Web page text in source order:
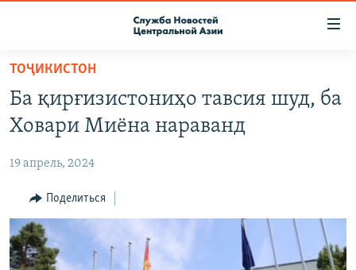
Вернуться
основному
содержанию
Вернутся
навигации
Вернутся
поиску
ПОДПИСКА
КОНТАКТЫ
RFE/RL ДИРЕКТ
НАСТОЯЩЕЕ ВРЕМЯ
МИГРАНТ МЕДИА
ТОҶИКИСТОН
Ба қирғизистониҳо тавсия шуд, ба
Ховари Миёна нараванд
19 апрель, 2024
Поделиться